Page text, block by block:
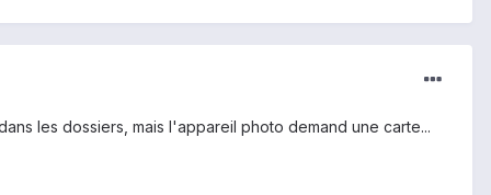
les dossiers, mais l'appareil photo demand une carte...